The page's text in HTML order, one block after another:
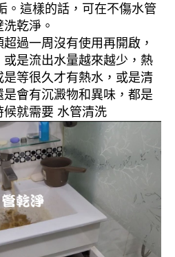
。這樣的話，可在不傷水管
乾淨。
過一周沒有使用再開啟，
是流出水量越來越少，熱
等很久才有熱水，或是清
會有沉澱物和異味，都是
就需要 水管清洗